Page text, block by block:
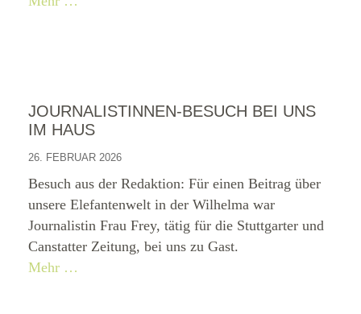
JOURNALISTINNEN-BESUCH BEI UNS
IM HAUS
26. FEBRUAR 2026
Besuch aus der Redaktion: Für einen Beitrag über
unsere Elefantenwelt in der Wilhelma war
Journalistin Frau Frey, tätig für die Stuttgarter und
Canstatter Zeitung, bei uns zu Gast.
Mehr …